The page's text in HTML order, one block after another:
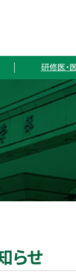
研修医・
らせ